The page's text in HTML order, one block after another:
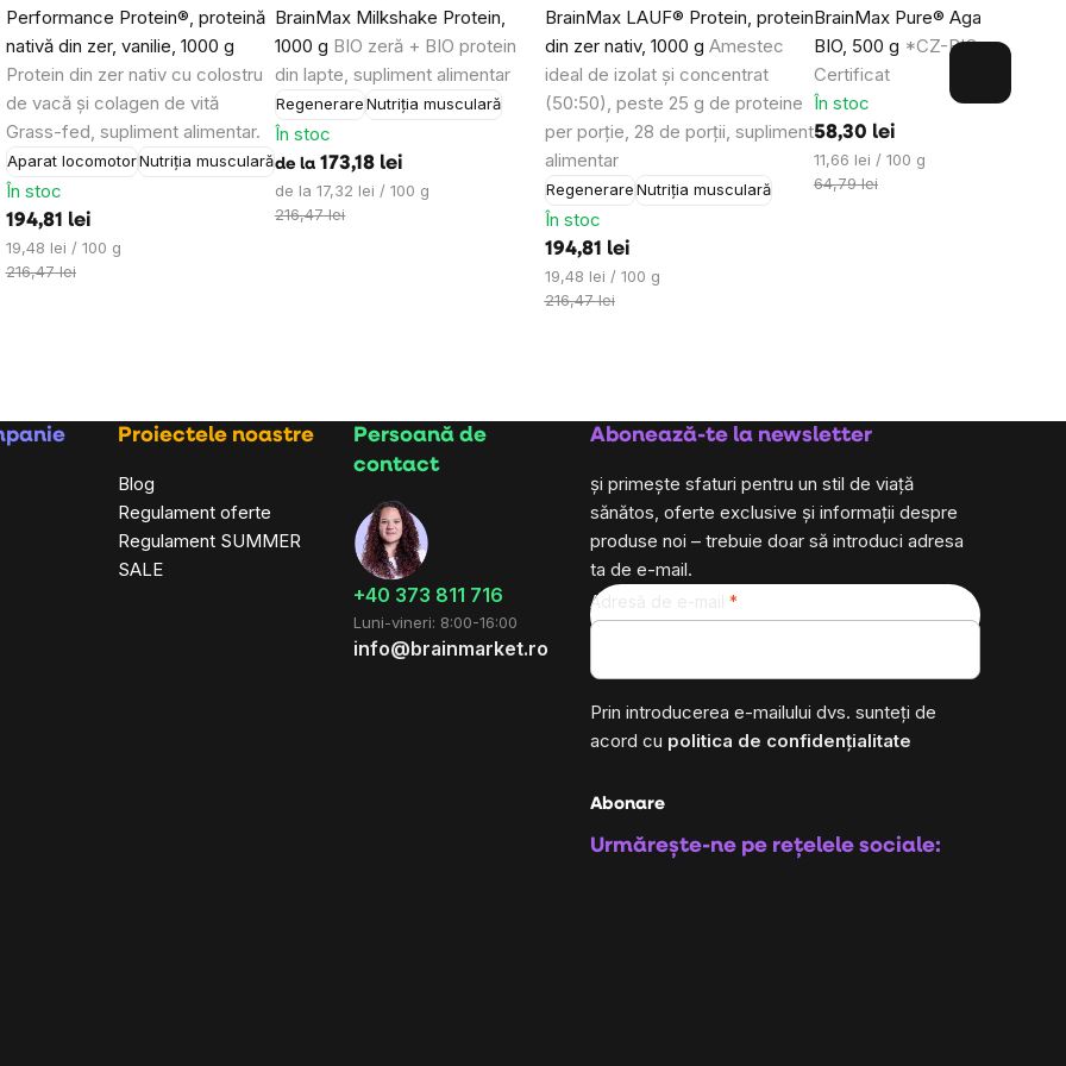
Performance Protein®, proteină
nativă din zer, vanilie, 1000 g
Protein din zer nativ cu colostru
de vacă și colagen de vită
Grass-fed, supliment alimentar.
Aparat locomotorNutriția musculară
În stoc
194,81 lei
Evaluare
preţ:
19,48 lei / 100 g
216,47 lei
BrainMax Milkshake Protein,
1000 g BIO zeră + BIO protein
din lapte, supliment alimentar
RegenerareNutriția musculară
În stoc
de la 173,18 lei
Evaluare
preţ:
de la 17,32 lei / 100 g
216,47 lei
BrainMax LAUF® Protein, protein
din zer nativ, 1000 g Amestec
ideal de izolat și concentrat
(50:50), peste 25 g de proteine
per porție, 28 de porții, supliment
alimentar
RegenerareNutriția musculară
În stoc
194,81 lei
Evaluare
preţ:
19,48 lei / 100 g
216,47 lei
BrainMax Pure® Agave Inulin
BIO, 500 g *CZ-BIO-001
Certificat
În stoc
58,30 lei
Evaluare
preţ:
11,66 lei / 100 g
64,79 lei
Proiectele noastre
Blog
Regulament oferte
Regulament SUMMER
SALE
Persoană de
contact
+40 373 811 716
Luni-vineri: 8:00-16:00
info@brainmarket.ro
Abonează-te la newsletter
și primește sfaturi pentru un stil de viață
sănătos, oferte exclusive și informații despre
produse noi – trebuie doar să introduci adresa
ta de e-mail.
Adresă de e-mail
Prin introducerea e-mailului dvs. sunteți de
acord cu politica de confidențialitate
Abonare
Urmărește-ne pe rețelele sociale:
buletinelor noastre informative inspiraționale.